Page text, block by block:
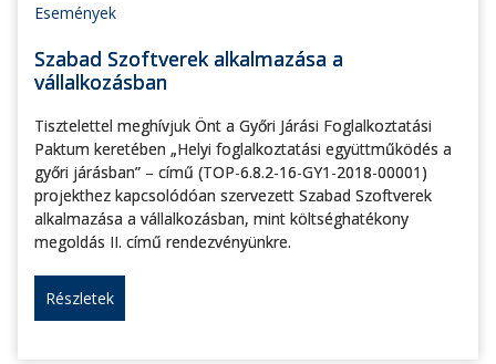
Események
Szabad Szoftverek alkalmazása a
vállalkozásban
Tisztelettel meghívjuk Önt a Győri Járási Foglalkoztatási
Paktum keretében „Helyi foglalkoztatási együttműködés a
győri járásban” – című (TOP-6.8.2-16-GY1-2018-00001)
projekthez kapcsolódóan szervezett Szabad Szoftverek
alkalmazása a vállalkozásban, mint költséghatékony
megoldás II. című rendezvényünkre.
Részletek